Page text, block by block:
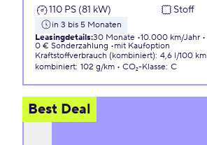
110 PS (81 kW)
Stoff
in 3 bis 5 Monaten
Leasingdetails:30 Monate 10.000 km/Jahr
0 € Sonderzahlung
mit Kaufoption
Kraftstoffverbrauch (kombiniert): 4,6 l/100 km
kombiniert: 102 g/km CO₂-Klasse: C
Best Deal